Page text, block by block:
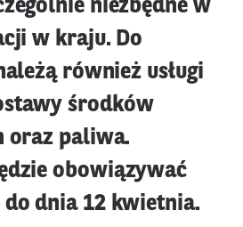
niezbędne w
w kraju. Do
również usługi
środków
oraz paliwa.
obowiązywać
dnia 12 kwietnia.